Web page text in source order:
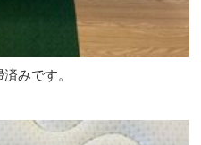
みです。